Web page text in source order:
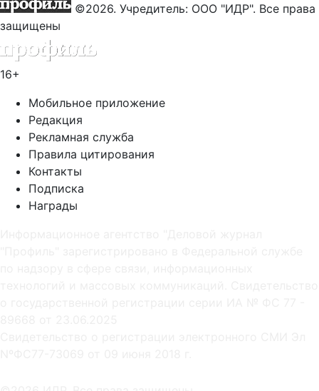
©2026. Учредитель: ООО "ИДР". Все права
защищены
16+
Мобильное приложение
Редакция
Рекламная служба
Правила цитирования
Контакты
Подписка
Награды